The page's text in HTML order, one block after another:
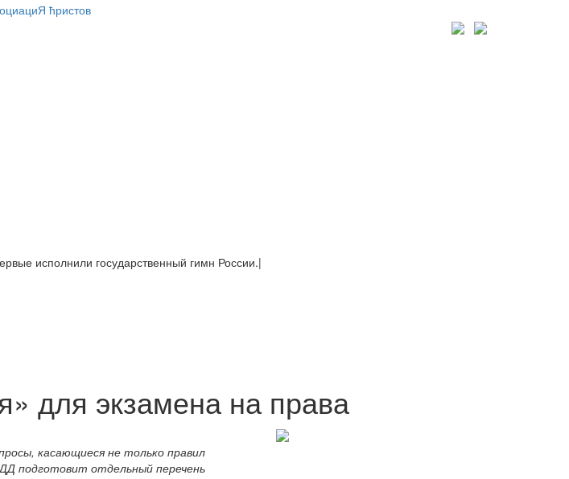
исполнили государственный гимн России.|
для экзамена на права
касающиеся не только правил
подготовит отдельный перечень